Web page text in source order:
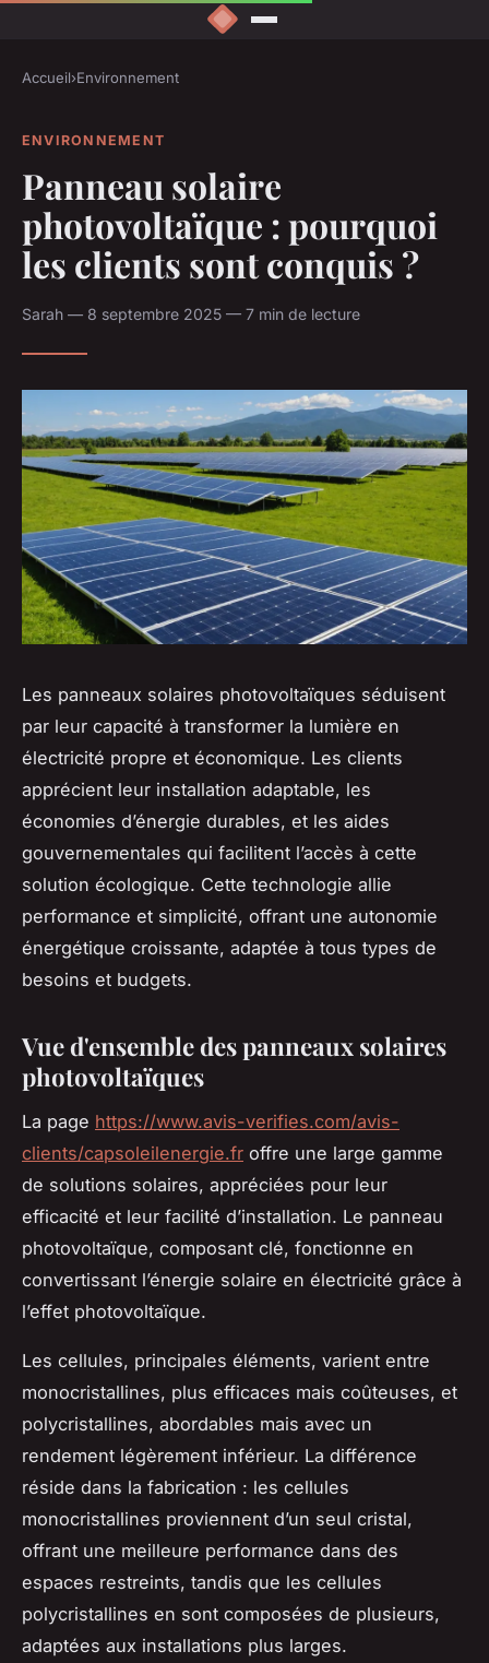
Accueil›Environnement
ENVIRONNEMENT
Panneau solaire
photovoltaïque : pourquoi
les clients sont conquis ?
Sarah — 8 septembre 2025 — 7 min de lecture
Les panneaux solaires photovoltaïques séduisent
par leur capacité à transformer la lumière en
électricité propre et économique. Les clients
apprécient leur installation adaptable, les
économies d’énergie durables, et les aides
gouvernementales qui facilitent l’accès à cette
solution écologique. Cette technologie allie
performance et simplicité, offrant une autonomie
énergétique croissante, adaptée à tous types de
besoins et budgets.
Vue d'ensemble des panneaux solaires
photovoltaïques
La page https://www.avis-verifies.com/avis-
clients/capsoleilenergie.fr offre une large gamme
de solutions solaires, appréciées pour leur
efficacité et leur facilité d’installation. Le panneau
photovoltaïque, composant clé, fonctionne en
convertissant l’énergie solaire en électricité grâce à
l’effet photovoltaïque.
Les cellules, principales éléments, varient entre
monocristallines, plus efficaces mais coûteuses, et
polycristallines, abordables mais avec un
rendement légèrement inférieur. La différence
réside dans la fabrication : les cellules
monocristallines proviennent d’un seul cristal,
offrant une meilleure performance dans des
espaces restreints, tandis que les cellules
polycristallines en sont composées de plusieurs,
adaptées aux installations plus larges.